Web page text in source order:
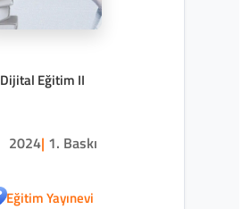
Dijital Eğitim II
2024| 1. Baskı
Eğitim Yayınevi